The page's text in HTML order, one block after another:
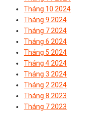
Tháng 10 2024
Tháng 9 2024
Tháng 7 2024
Tháng 6 2024
Tháng 5 2024
Tháng 4 2024
Tháng 3 2024
Tháng 2 2024
Tháng 8 2023
Tháng 7 2023